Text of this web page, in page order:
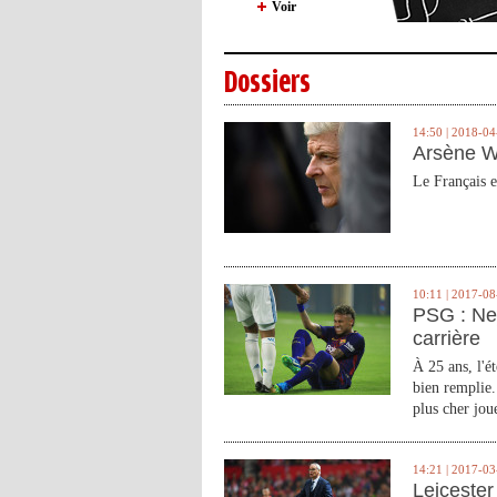
Voir
Dossiers
14:50 | 2018-
Arsène
Le Français
10:11 | 2017-
PSG :
carrière
À 25 ans,
bien
plus cher
14:21 | 2017-